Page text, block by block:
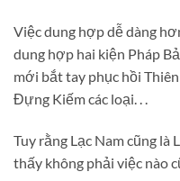
Việc dung hợp dễ dàng
dung hợp hai kiện Pháp
mới bắt tay phục hồi
Đựng Kiếm các loại. . .
Tuy rằng Lạc Nam cũng là
thấy không phải việc nào